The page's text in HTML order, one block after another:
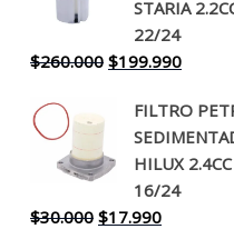
STARIA
22/24
$260.000 El
original
era:
$260.000.
$199.990El
actual
es:
FILTRO
HILUX
16/24
$30.000 El
$17.990El